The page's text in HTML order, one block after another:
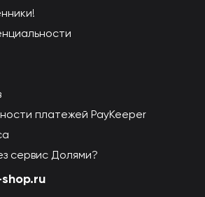
платежей PayKeeper
сервис Долями?